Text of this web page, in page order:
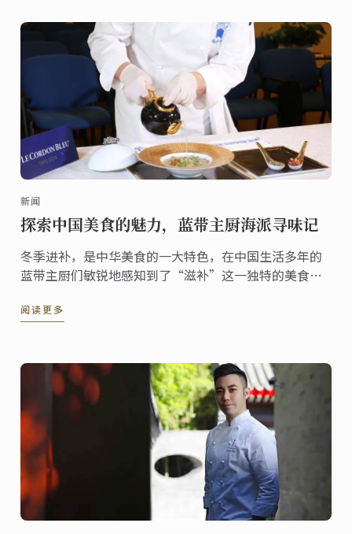
新闻
探索中国美食的魅力，蓝带主厨海派寻味记
冬季进补，是中华美食的一大特色，在中国生活多年的
蓝带主厨们敏锐地感知到了“滋补”这一独特的美食风
新的“海派食补三道式”，演绎了他眼中的中华美食。
阅读更多